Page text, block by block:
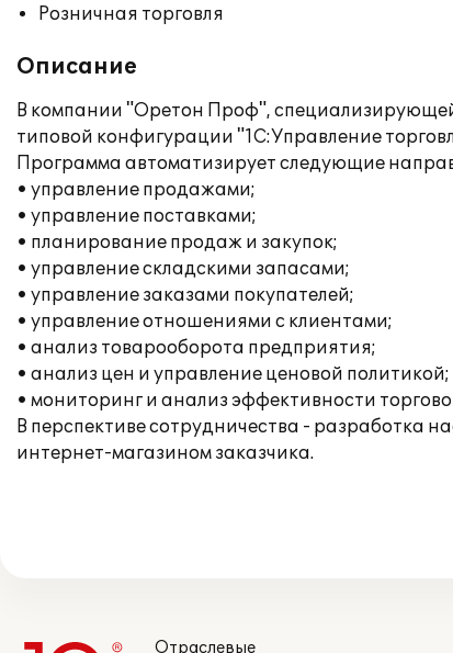
Розничная торговля
Описание
В компании "Оретон Проф",
типовой конфигурации "1С:Управление
Программа автоматизирует следующие
• управление продажами;
• управление поставками;
• планирование продаж и закупок;
• управление складскими запасами;
• управление заказами покупателей;
• управление отношениями с клиентами;
• анализ товарооборота предприятия;
• анализ цен и управление ценовой политикой;
• мониторинг и анализ эффективности
В перспективе сотрудничества - разработка
интернет-магазином заказчика.
Отраслевые